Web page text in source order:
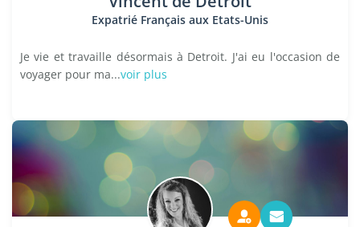
Expatrié Français aux Etats-Unis
Je vie et travaille désormais à Detroit. J'ai eu l'occasion de
voyager pour ma...voir plus